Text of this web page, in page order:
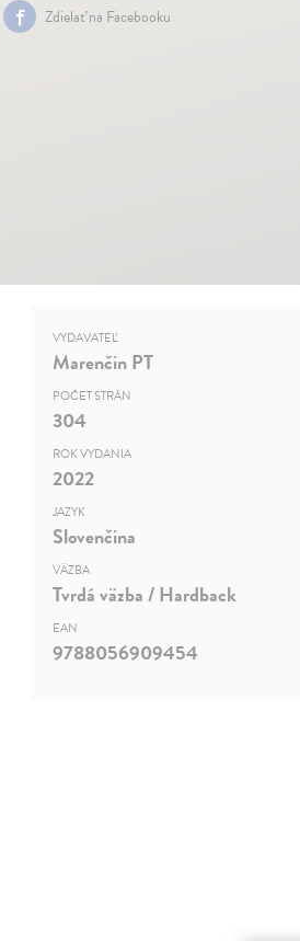
Zdielať na Facebooku
VYDAVATEĽ
Marenčin PT
POČET STRÁN
304
ROK VYDANIA
2022
JAZYK
Slovenčina
VÄZBA
Tvrdá väzba / Hardback
EAN
9788056909454